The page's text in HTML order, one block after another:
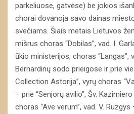
parkeliuose, gatvėse) be jokios
chorai dovanoja savo dainas
svečiams. Šiais metais Lietuvos
mišrus choras “Dobilas”, vad. I.
ūkio ministerijos, choras “Langas”,
Bernardinų sodo prieigose ir prie
Collection Astorija”, vyrų choras
– prie “Senjorų avilio”, Šv.
choras “Ave verum”, vad. V.